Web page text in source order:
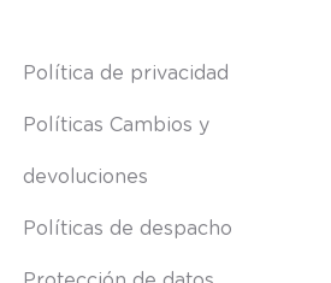
Política de privacidad
Políticas Cambios y
devoluciones
Políticas de despacho